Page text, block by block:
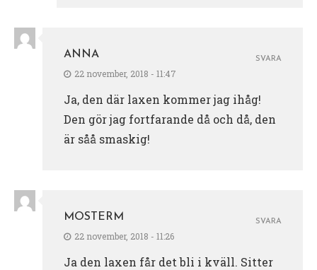
ANNA
22 november, 2018 - 11:47
Ja, den där laxen kommer jag ihåg!
Den gör jag fortfarande då och då, den
är såå smaskig!
SVARA
MOSTERM
22 november, 2018 - 11:26
Ja den laxen får det bli i kväll. Sitter
SVARA